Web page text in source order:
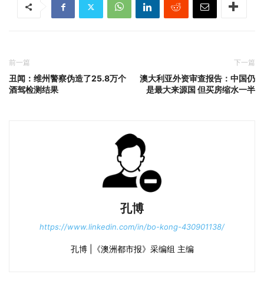
前一篇
丑闻：维州警察伪造了25.8万个
酒驾检测结果
下一篇
澳大利亚外资审查报告：中国仍
是最大来源国 但买房缩水一半
孔博
https://www.linkedin.com/in/bo-kong-430901138/
孔博 |《澳洲都市报》采编组 主编